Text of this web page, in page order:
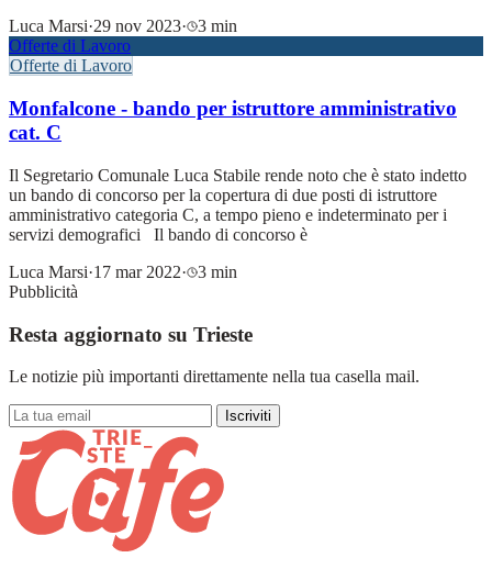
Luca Marsi·29 nov 2023·
3 min
Offerte di Lavoro
Offerte di Lavoro
Monfalcone - bando per istruttore amministrativo
cat. C
Il Segretario Comunale Luca Stabile rende noto che è stato indetto
un bando di concorso per la copertura di due posti di istruttore
amministrativo categoria C, a tempo pieno e indeterminato per i
servizi demografici Il bando di concorso è
Luca Marsi·17 mar 2022·
3 min
Pubblicità
Resta aggiornato su Trieste
Le notizie più importanti direttamente nella tua casella mail.
Iscriviti